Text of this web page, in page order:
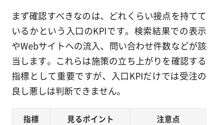
まず確認すべきなのは、どれくらい接点を持てて
いるかという入口のKPIです。検索結果での表示
やWebサイトへの流入、問い合わせ件数などが該
当します。これらは施策の立ち上がりを確認する
指標として重要ですが、入口KPIだけでは受注の
良し悪しは判断できません。
指標 見るポイント
注意点